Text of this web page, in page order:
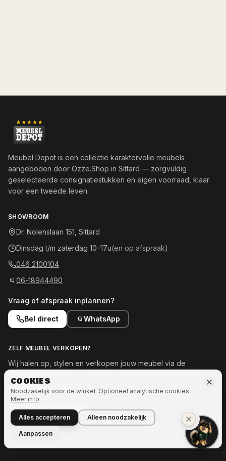
Meubel Depot is een collectie karaktervolle meubels
aangeboden door Ozze.Shop in Sittard — zorgvuldig
geselecteerde consignatiestukken en eigen voorraad, klaar
voor een tweede leven.
SHOWROOM
Dr. Nolenslaan 151, Sittard
Dinsdag t/m zaterdag 10–17u(en op afspraak)
046 2100104
06-18944490
Vraag of afspraak inplannen?
Bel direct WhatsApp
ZELF MEUBEL VERKOPEN?
Wij halen op, stylen en verkopen jouw meubel via de
Meld je meubel aan →
OOK INTERESSE IN MEER?
Naar Ozze.Shop →
COOKIES
Noodzakelijk voor de winkel. Optioneel analytische cookies.
Meer info.
Alles accepteren Alleen noodzakelijk
Aanpassen